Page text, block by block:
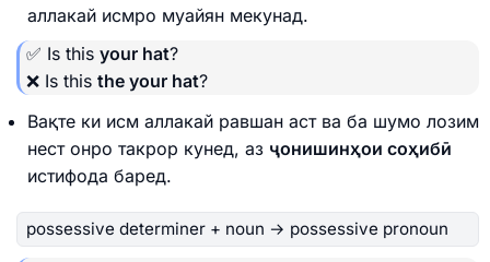
аллакай исмро муайян мекунад.
✅ Is this your hat?
❌ Is this the your hat?
Вақте ки исм аллакай равшан аст ва ба шумо лозим
нест онро такрор кунед, аз ҷонишинҳои соҳибӣ
истифода баред.
possessive determiner + noun → possessive pronoun